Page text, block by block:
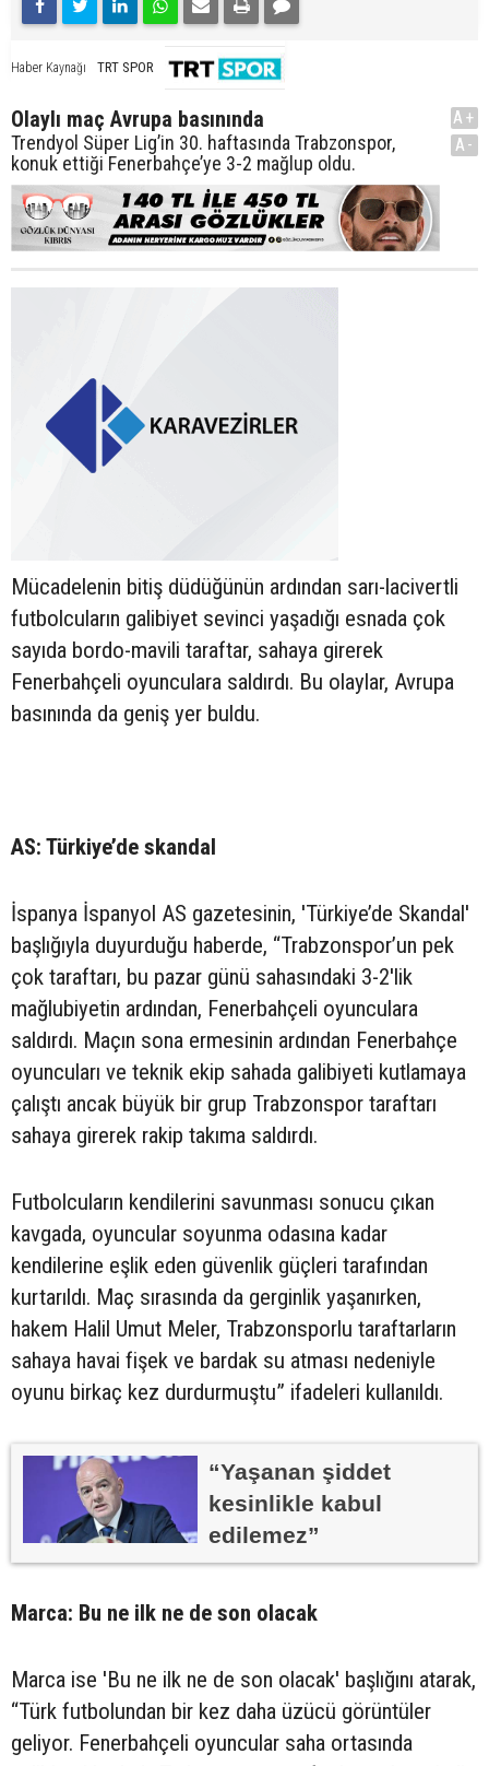
Haber Kaynağı TRT SPOR
Olaylı maç Avrupa basınında
Trendyol Süper Lig’in 30. haftasında Trabzonspor,
konuk ettiği Fenerbahçe’ye 3-2 mağlup oldu.
A+
A-
Mücadelenin bitiş düdüğünün ardından sarı-lacivertli
futbolcuların galibiyet sevinci yaşadığı esnada çok
sayıda bordo-mavili taraftar, sahaya girerek
Fenerbahçeli oyunculara saldırdı. Bu olaylar, Avrupa
basınında da geniş yer buldu.
AS: Türkiye’de skandal
İspanya İspanyol AS gazetesinin, 'Türkiye’de Skandal'
başlığıyla duyurduğu haberde, “Trabzonspor’un pek
çok taraftarı, bu pazar günü sahasındaki 3-2'lik
mağlubiyetin ardından, Fenerbahçeli oyunculara
saldırdı. Maçın sona ermesinin ardından Fenerbahçe
oyuncuları ve teknik ekip sahada galibiyeti kutlamaya
çalıştı ancak büyük bir grup Trabzonspor taraftarı
sahaya girerek rakip takıma saldırdı.
Futbolcuların kendilerini savunması sonucu çıkan
kavgada, oyuncular soyunma odasına kadar
kendilerine eşlik eden güvenlik güçleri tarafından
kurtarıldı. Maç sırasında da gerginlik yaşanırken,
hakem Halil Umut Meler, Trabzonsporlu taraftarların
sahaya havai fişek ve bardak su atması nedeniyle
oyunu birkaç kez durdurmuştu” ifadeleri kullanıldı.
“Yaşanan şiddet
kesinlikle kabul
edilemez”
Marca: Bu ne ilk ne de son olacak
Marca ise 'Bu ne ilk ne de son olacak' başlığını atarak,
“Türk futbolundan bir kez daha üzücü görüntüler
geliyor. Fenerbahçeli oyuncular saha ortasında